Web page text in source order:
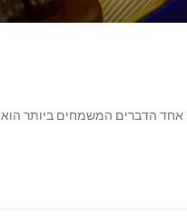
הדברים המשמחים ביותר